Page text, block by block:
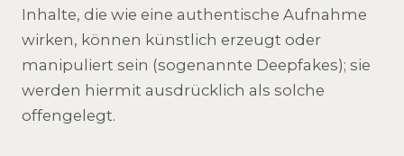
Inhalte, die wie eine authentische Aufnahme
wirken, können künstlich erzeugt oder
manipuliert sein (sogenannte Deepfakes); sie
werden hiermit ausdrücklich als solche
offengelegt.